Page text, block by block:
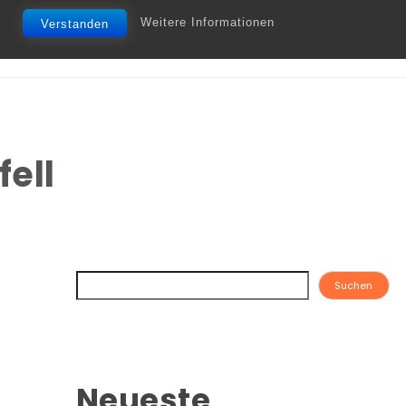
Verstanden Weitere Informationen
Suchen